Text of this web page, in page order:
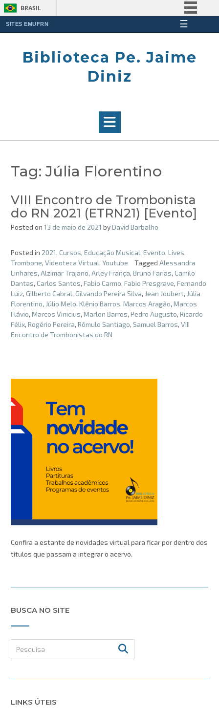
BRASIL
Participe
SITES EMUFRN ☰
Biblioteca Pe. Jaime
Diniz
Tag:Júlia Florentino
VIII Encontro de Trombonista
do RN 2021 (ETRN21) [Evento]
Posted on 13 de maio de 2021 byDavid Barbalho
Posted in 2021, Cursos, Educação Musical, Evento, Lives,
Trombone, Videoteca Virtual, Youtube Tagged Alessandra
Linhares, Alzimar Trajano, Arley França, Bruno Farias, Camilo
Dantas, Carlos Santos, Fabio Carmo, Fabio Presgrave, Fernando
Luiz, Gilberto Cabral, Gilvando Pereira Silva, Jean Joubert, Júlia
Florentino, Júlio Melo, Klênio Barros, Marcos Aragão, Marcos
Flávio, Marcos Vinicius, Marlon Barros, Pedro Augusto, Ricardo
Félix, Rogério Pereira, Rômulo Santiago, Samuel Barros, VIII
Encontro de Trombonistas do RN
Confira a estante de novidades virtual para ficar por dentro dos
títulos que passam a integrar o acervo.
BUSCA NO SITE
LINKS ÚTEIS